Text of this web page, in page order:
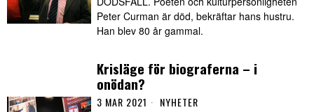
Peter Curman är död, bekräftar hans hustru.
Han blev 80 år gammal.
Krisläge för biograferna – i
onödan?
3 MAR 2021 NYHETER